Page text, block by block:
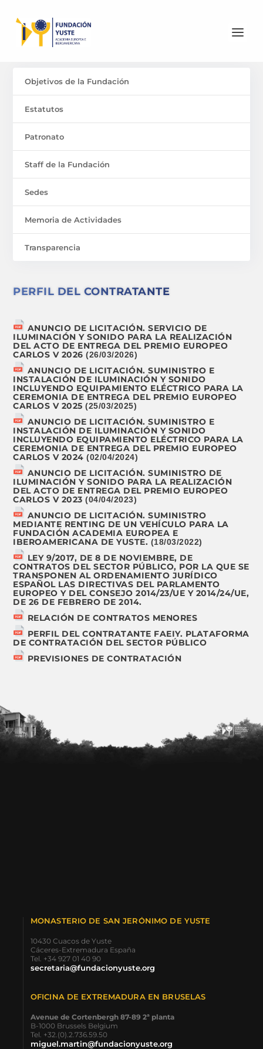
Objetivos de la Fundación
Estatutos
Patronato
Staff de la Fundación
Sedes
Memoria de Actividades
Transparencia
PERFIL DEL CONTRATANTE
ANUNCIO DE LICITACIÓN. SERVICIO DE
ILUMINACIÓN Y SONIDO PARA LA REALIZACIÓN
DEL ACTO DE ENTREGA DEL PREMIO EUROPEO
CARLOS V 2026 (26/03/2026)
ANUNCIO DE LICITACIÓN. SUMINISTRO E
INSTALACIÓN DE ILUMINACIÓN Y SONIDO
INCLUYENDO EQUIPAMIENTO ELÉCTRICO PARA LA
CEREMONIA DE ENTREGA DEL PREMIO EUROPEO
CARLOS V 2025 (25/03/2025)
ANUNCIO DE LICITACIÓN. SUMINISTRO E
INSTALACIÓN DE ILUMINACIÓN Y SONIDO
INCLUYENDO EQUIPAMIENTO ELÉCTRICO PARA LA
CEREMONIA DE ENTREGA DEL PREMIO EUROPEO
CARLOS V 2024 (02/04/2024)
ANUNCIO DE LICITACIÓN. SUMINISTRO DE
ILUMINACIÓN Y SONIDO PARA LA REALIZACIÓN
DEL ACTO DE ENTREGA DEL PREMIO EUROPEO
CARLOS V 2023 (04/04/2023)
ANUNCIO DE LICITACIÓN. SUMINISTRO
MEDIANTE RENTING DE UN VEHÍCULO PARA LA
FUNDACIÓN ACADEMIA EUROPEA E
IBEROAMERICANA DE YUSTE. (18/03/2022)
LEY 9/2017, DE 8 DE NOVIEMBRE, DE
CONTRATOS DEL SECTOR PÚBLICO, POR LA QUE SE
TRANSPONEN AL ORDENAMIENTO JURÍDICO
ESPAÑOL LAS DIRECTIVAS DEL PARLAMENTO
EUROPEO Y DEL CONSEJO 2014/23/UE Y 2014/24/UE,
DE 26 DE FEBRERO DE 2014.
RELACIÓN DE CONTRATOS MENORES
PERFIL DEL CONTRATANTE FAEIY. PLATAFORMA
DE CONTRATACIÓN DEL SECTOR PÚBLICO
PREVISIONES DE CONTRATACIÓN
MONASTERIO DE SAN JERÓNIMO DE YUSTE
10430 Cuacos de Yuste
Cáceres-Extremadura España
Tel. +34 927 01 40 90
secretaria@fundacionyuste.org
OFICINA DE EXTREMADURA EN BRUSELAS
Avenue de Cortenbergh 87-89 2ª planta
B-1000 Brussels Belgium
Tel. +32.(0).2.736.59.50
miguel.martin@fundacionyuste.org